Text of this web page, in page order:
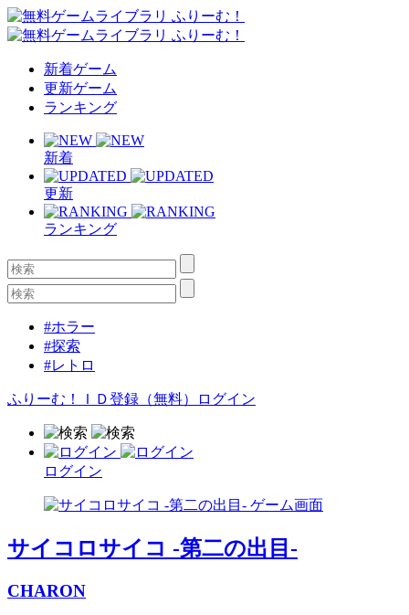
新着ゲーム
更新ゲーム
ランキング
新着
更新
ランキング
#ホラー
#探索
#レトロ
ふりーむ！ＩＤ登録（無料） ログイン
ログイン
サイコロサイコ -第二の出目-
CHARON